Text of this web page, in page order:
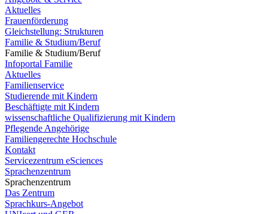
Aktuelles
Frauenförderung
Gleichstellung: Strukturen
Familie & Studium/Beruf
Familie & Studium/Beruf
Infoportal Familie
Aktuelles
Familienservice
Studierende mit Kindern
Beschäftigte mit Kindern
wissenschaftliche Qualifizierung mit Kindern
Pflegende Angehörige
Familiengerechte Hochschule
Kontakt
Servicezentrum eSciences
Sprachenzentrum
Sprachenzentrum
Das Zentrum
Sprachkurs-Angebot